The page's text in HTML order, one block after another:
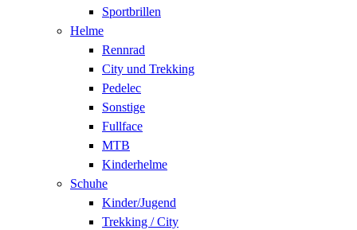
Sportbrillen
Helme
Rennrad
City und Trekking
Pedelec
Sonstige
Fullface
MTB
Kinderhelme
Schuhe
Kinder/Jugend
Trekking / City